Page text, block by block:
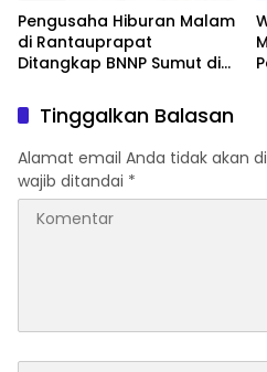
Pengusaha Hiburan Malam
di Rantauprapat
Ditangkap BNNP Sumut di
Tinggalkan Balasan
Alamat email Anda tidak akan
wajib ditandai *